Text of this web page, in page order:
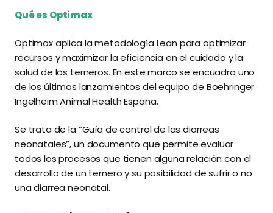
Qué es Optimax
Optimax aplica la metodología Lean para optimizar
recursos y maximizar la eficiencia en el cuidado y la
salud de los terneros. En este marco se encuadra uno
de los últimos lanzamientos del equipo de Boehringer
Ingelheim Animal Health España.
Se trata de la “Guía de control de las diarreas
neonatales”, un documento que permite evaluar
todos los procesos que tienen alguna relación con el
desarrollo de un ternero y su posibilidad de sufrir o no
una diarrea neonatal.